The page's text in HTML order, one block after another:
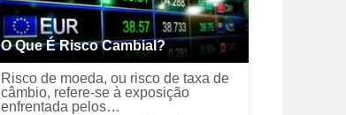
O Que É Risco Cambial?
Risco de moeda, ou risco de taxa de
câmbio, refere-se à exposição
enfrentada pelos